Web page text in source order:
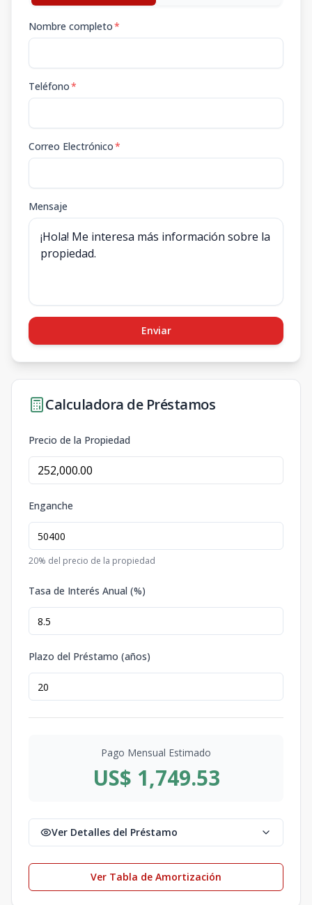
Nombre completo*
Teléfono*
Correo Electrónico*
Mensaje
Enviar
Calculadora de Préstamos
Precio de la Propiedad
Enganche
20% del precio de la propiedad
Tasa de Interés Anual (%)
Plazo del Préstamo (años)
Pago Mensual Estimado
US$ 1,749.53
Ver Detalles del Préstamo
Ver Tabla de Amortización